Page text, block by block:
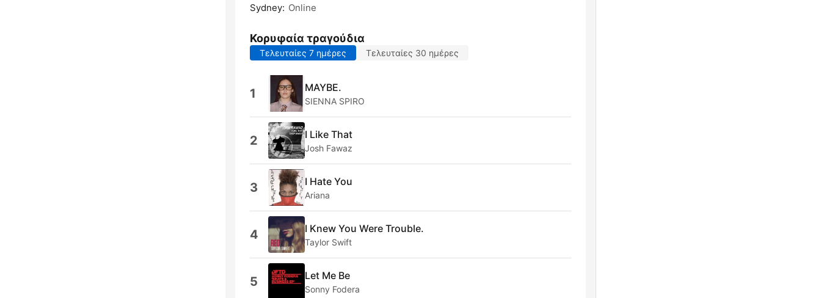
Sydney: Online
Κορυφαία τραγούδια
Τελευταίες 7 ημέρες Τελευταίες 30 ημέρες
1 MAYBE.
SIENNA SPIRO
2 I Like That
Josh Fawaz
3 I Hate You
Ariana
4 I Knew You Were Trouble.
Taylor Swift
5 Let Me Be
Sonny Fodera